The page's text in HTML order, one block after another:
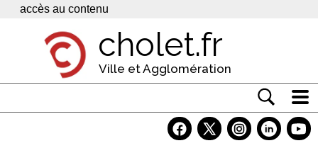
Panneau de gestion des cookies
accès au contenu
cholet.fr
Ville et Agglomération